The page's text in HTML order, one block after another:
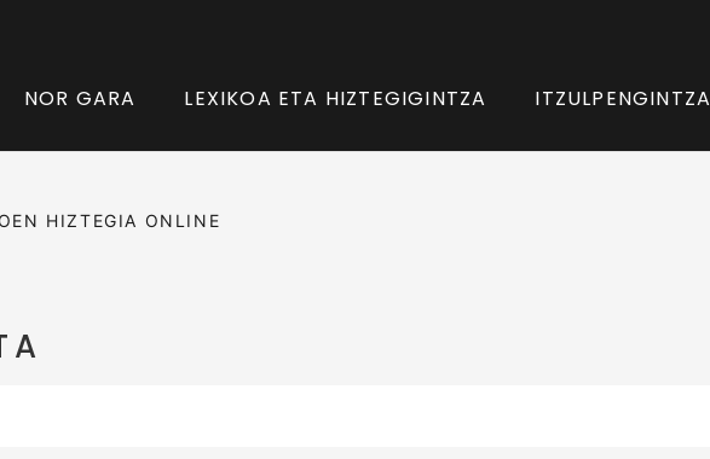
NOR GARA LEXIKOA ETA HIZTEGIGINTZA ITZULPENGINTZA
HIZTEGIA ONLINE